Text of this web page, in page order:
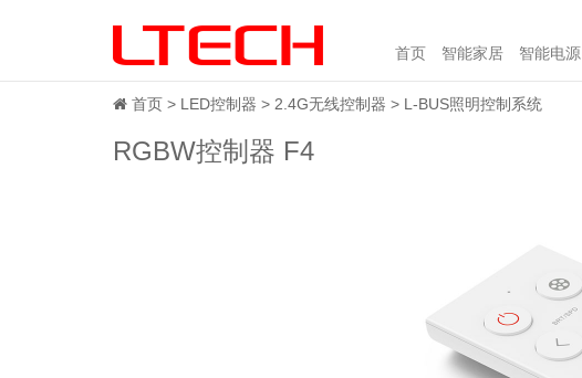
首页 智能家居 智能电源
首页 LED控制器 2.4G无线控制器 L-BUS照明控制系统
RGBW控制器 F4